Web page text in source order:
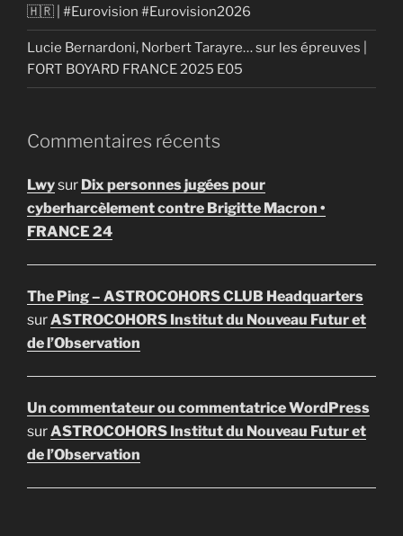
🇭🇷 | #Eurovision #Eurovision2026
Lucie Bernardoni, Norbert Tarayre… sur les épreuves |
FORT BOYARD FRANCE 2025 E05
Commentaires récents
Lwysur Dix personnes jugées pour
cyberharcèlement contre Brigitte Macron •
FRANCE 24
The Ping – ASTROCOHORS CLUB Headquarters
surASTROCOHORS Institut du Nouveau Futur et
de l’Observation
Un commentateur ou commentatrice WordPress
surASTROCOHORS Institut du Nouveau Futur et
de l’Observation